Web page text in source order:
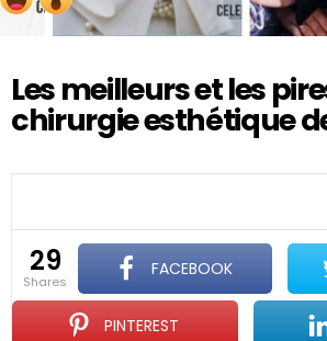
Les meilleurs et les
chirurgie esthétique
29
shares
FACEBOOK
PINTEREST